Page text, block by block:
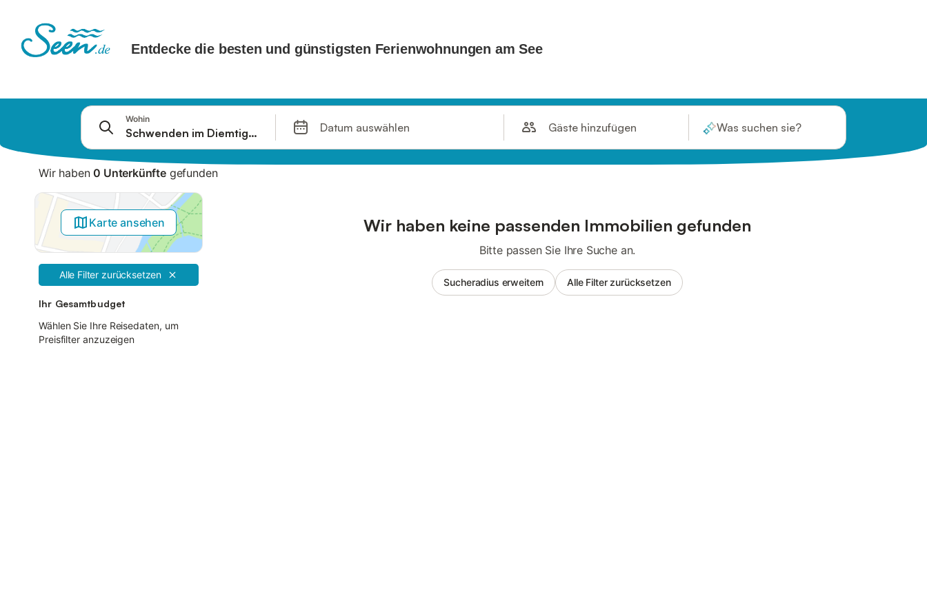
Filter
Angebote
Wohin
Datum auswählen Gäste hinzufügen Was suchen sie?
Wir haben0 Unterkünftegefunden
Karte ansehen
Alle Filter zurücksetzen
Ihr Gesamtbudget
Wählen Sie Ihre Reisedaten, um
Preisfilter anzuzeigen
Wir haben keine passenden Immobilien gefunden
Bitte passen Sie Ihre Suche an.
Sucheradius erweitern Alle Filter zurücksetzen